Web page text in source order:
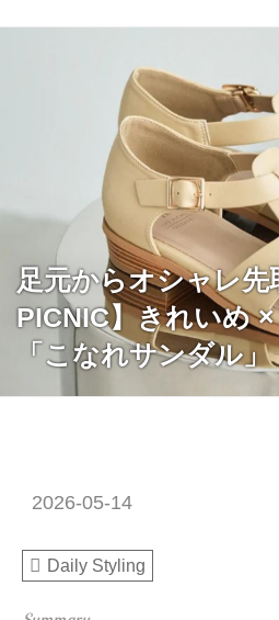
足元からオシャレ先
PICNIC】きれいめ
「こなれサンダル」
2026-05-14
Daily Styling